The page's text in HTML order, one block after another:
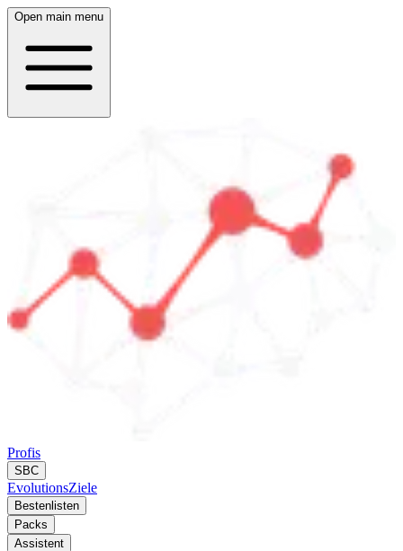
Open main menu
Profis
SBC
EvolutionsZiele
Bestenlisten
Packs
Assistent